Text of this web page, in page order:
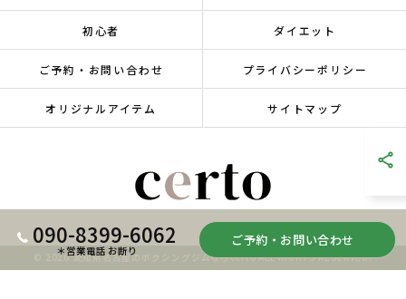
090-8399-6062
＊営業電話 お断り
ご予約・お問い合わせ
初心者 ダイエット
ご予約・お問い合わせ プライバシーポリシー
オリジナルアイテム サイトマップ
© 2026 愛知県名古屋のボクシングジムならcerto ALL RIGHTS RESERVED.